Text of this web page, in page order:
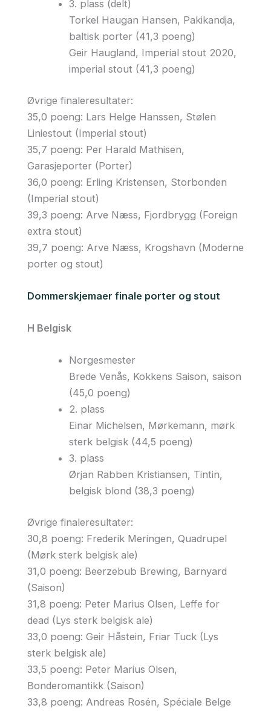
3. plass (delt)
Torkel Haugan Hansen, Pakikandja,
baltisk porter (41,3 poeng)
Geir Haugland, Imperial stout 2020,
imperial stout (41,3 poeng)
Øvrige finaleresultater:
35,0 poeng: Lars Helge Hanssen, Stølen
Liniestout (Imperial stout)
35,7 poeng: Per Harald Mathisen,
Garasjeporter (Porter)
36,0 poeng: Erling Kristensen, Storbonden
(Imperial stout)
39,3 poeng: Arve Næss, Fjordbrygg (Foreign
extra stout)
39,7 poeng: Arve Næss, Krogshavn (Moderne
porter og stout)
Dommerskjemaer finale porter og stout
H Belgisk
Norgesmester
Brede Venås, Kokkens Saison, saison
(45,0 poeng)
2. plass
Einar Michelsen, Mørkemann, mørk
sterk belgisk (44,5 poeng)
3. plass
Ørjan Rabben Kristiansen, Tintin,
belgisk blond (38,3 poeng)
Øvrige finaleresultater:
30,8 poeng: Frederik Meringen, Quadrupel
(Mørk sterk belgisk ale)
31,0 poeng: Beerzebub Brewing, Barnyard
(Saison)
31,8 poeng: Peter Marius Olsen, Leffe for
dead (Lys sterk belgisk ale)
33,0 poeng: Geir Håstein, Friar Tuck (Lys
sterk belgisk ale)
33,5 poeng: Peter Marius Olsen,
Bonderomantikk (Saison)
33,8 poeng: Andreas Rosén, Spéciale Belge